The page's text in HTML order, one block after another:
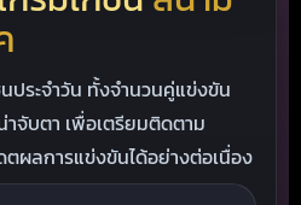
ประจำวัน ทั้งจำนวนคู่แข่งขัน
าจับตา เพื่อเตรียมติดตาม
ผลการแข่งขันได้อย่างต่อเนื่อง